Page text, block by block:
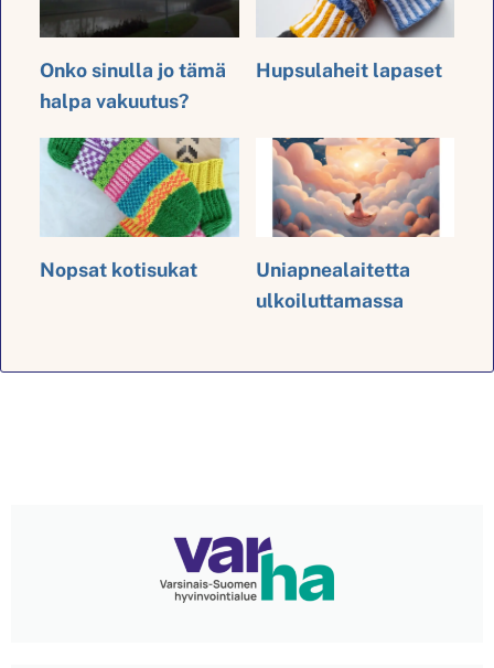
Onko sinulla jo tämä
halpa vakuutus?
Hupsulaheit lapaset
Nopsat kotisukat
Uniapnealaitetta
ulkoiluttamassa